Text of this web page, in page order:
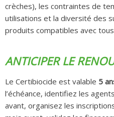
crèches), les contraintes de
utilisations et la diversité des
produits compatibles avec
ANTICIPER LE
Le Certibiocide est valable 5
l’échéance, identifiez les
avant, organisez les